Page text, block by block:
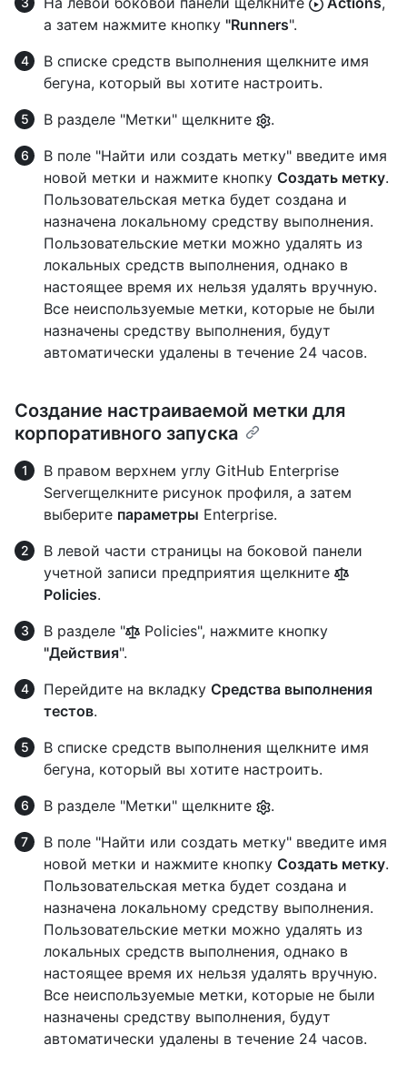
а затем нажмите кнопку "Runners".
В списке средств выполнения щелкните имя
бегуна, который вы хотите настроить.
В разделе "Метки" щелкните
.
В поле "Найти или создать метку" введите имя
новой метки и нажмите кнопку Создать метку.
Пользовательская метка будет создана и
назначена локальному средству выполнения.
Пользовательские метки можно удалять из
локальных средств выполнения, однако в
настоящее время их нельзя удалять вручную.
Все неиспользуемые метки, которые не были
назначены средству выполнения, будут
автоматически удалены в течение 24 часов.
Создание настраиваемой метки для
корпоративного запуска
В правом верхнем углу GitHub Enterprise
Serverщелкните рисунок профиля, а затем
выберите параметры Enterprise.
В левой части страницы на боковой панели
учетной записи предприятия щелкните
Policies.
В разделе "
Policies", нажмите кнопку
"Действия".
Перейдите на вкладку Средства выполнения
тестов.
В списке средств выполнения щелкните имя
бегуна, который вы хотите настроить.
В разделе "Метки" щелкните
.
В поле "Найти или создать метку" введите имя
новой метки и нажмите кнопку Создать метку.
Пользовательская метка будет создана и
назначена локальному средству выполнения.
Пользовательские метки можно удалять из
локальных средств выполнения, однако в
настоящее время их нельзя удалять вручную.
Все неиспользуемые метки, которые не были
назначены средству выполнения, будут
автоматически удалены в течение 24 часов.